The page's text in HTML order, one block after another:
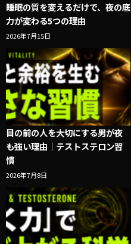
睡眠の質を変えるだけで、夜の底
力が変わる5つの理由
2026年7月15日
目の前の人を大切にする男が夜
も強い理由｜テストステロン習
慣
2026年7月8日